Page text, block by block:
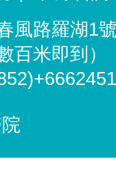
風路羅湖1
百米即到）